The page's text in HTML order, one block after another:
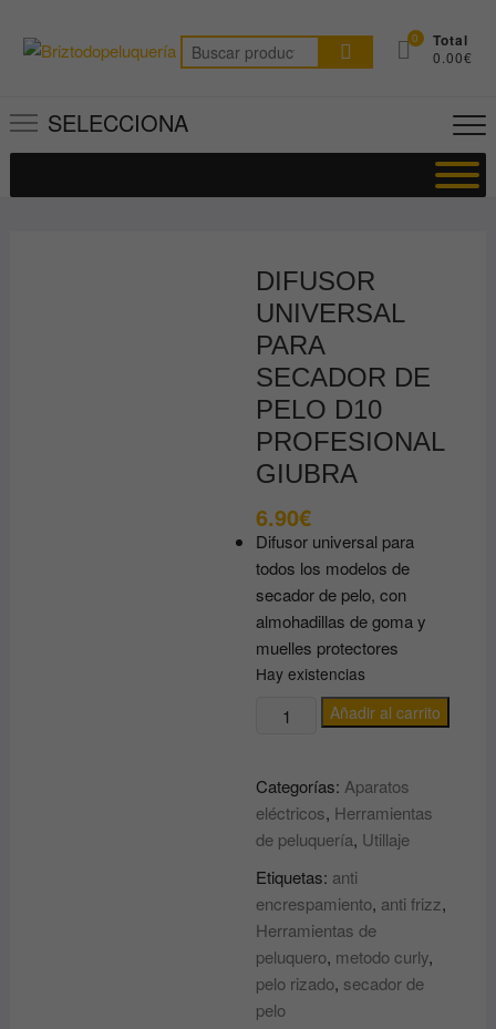
contenido
Buscar
por:
0 Total
0.00€
SELECCIONA
DIFUSOR
UNIVERSAL
PARA
SECADOR DE
PELO D10
PROFESIONAL
GIUBRA
6.90€
Difusor universal para
todos los modelos de
secador de pelo, con
almohadillas de goma y
muelles protectores
Hay existencias
DIFUSOR
UNIVERSAL
SECADOR
DE
PELO
D10
PROFESIONAL
GIUBRA
cantidad
Añadir al carrito
Categorías: Aparatos
eléctricos, Herramientas
de peluquería, Utillaje
Etiquetas: anti
encrespamiento, anti frizz,
Herramientas de
peluquero, metodo curly,
pelo rizado, secador de
pelo